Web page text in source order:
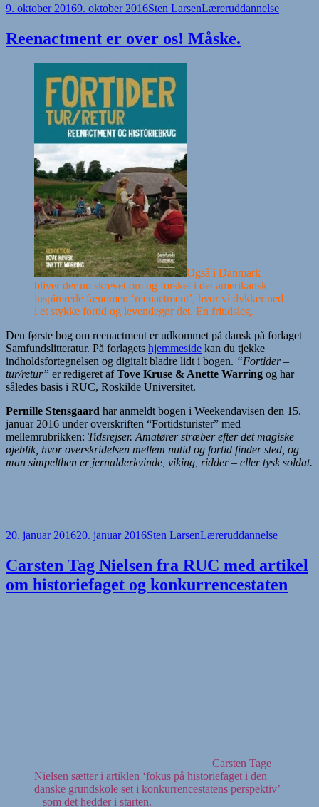
Udgivet
9. oktober 20169. oktober 2016Forfatter
Sten LarsenKategorier
Læreruddannelse
Reenactment er over os! Måske.
Også i Danmark
bliver der nu skrevet om og forsket i det amerikansk
inspirerede fænomen ‘reenactment’, hvor vi dykker ned
i et stykke fortid og levendegør det. En fritidsleg.
Den første bog om reenactment er udkommet på dansk på forlaget
Samfundslitteratur. På forlagets hjemmeside kan du tjekke
indholdsfortegnelsen og digitalt bladre lidt i bogen. “Fortider –
tur/retur” er redigeret afTove Kruse & Anette Warring og har
således basis i RUC, Roskilde Universitet.
Pernille Stensgaard har anmeldt bogen i Weekendavisen den 15.
januar 2016 under overskriften “Fortidsturister” med
mellemrubrikken: Tidsrejser. Amatører stræber efter det magiske
øjeblik, hvor overskridelsen mellem nutid og fortid finder sted, og
man simpelthen er jernalderkvinde, viking, ridder – eller tysk soldat.
Udgivet
20. januar 201620. januar 2016Forfatter
Sten LarsenKategorier
Læreruddannelse
Carsten Tag Nielsen fra RUC med artikel
om historiefaget og konkurrencestaten
Carsten Tage
Nielsen sætter i artiklen ‘fokus på historiefaget i den
danske grundskole set i konkurrencestatens perspektiv’
– som det hedder i starten.